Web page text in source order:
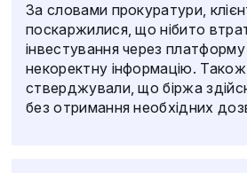
За словами прокуратури,
поскаржилися, що нібито
інвестування через
некоректну інформацію.
стверджували, що біржа
без отримання необхідних